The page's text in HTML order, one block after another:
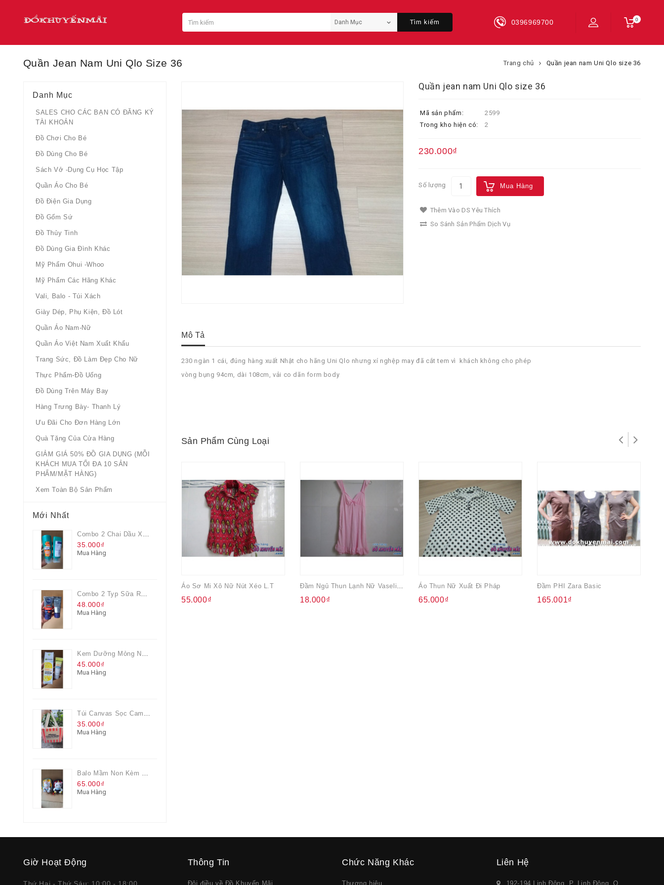
0
0396969700
Tìm kiếm
Quần Jean Nam Uni Qlo Size 36 Trang chủ Quần jean nam Uni Qlo size 36
Danh Mục
SALES CHO CÁC BẠN CÓ ĐĂNG KÝ
TÀI KHOẢN
Đồ Chơi Cho Bé
Đồ Dùng Cho Bé
Sách Vở -dụng Cụ Học Tập
Quần Áo Cho Bé
Đồ Điện Gia Dụng
Đồ Gốm Sứ
Đồ Thủy Tinh
Đồ Dùng Gia Đình Khác
Mỹ Phẩm Ohui -whoo
Mỹ Phẩm Các Hãng Khác
Vali, Balo - Túi Xách
Giày Dép, Phụ Kiện, Đồ Lót
Quần Áo Nam-Nữ
Quần Áo Việt Nam Xuất Khẩu
Trang Sức, Đồ Làm Đẹp Cho Nữ
Thực Phẩm-Đồ Uống
Đồ Dùng Trên Máy Bay
Hàng Trưng Bày- Thanh Lý
Ưu Đãi Cho Đơn Hàng Lớn
Quà Tặng Của Cửa Hàng
GIẢM GIÁ 50% ĐỒ GIA DỤNG (MỖI
KHÁCH MUA TỐI ĐA 10 SẢN
PHẨM/MẶT HÀNG)
Xem Toàn Bộ Sản Phẩm
Mới Nhất
Combo 2 Chai Dầu Xả Rejoice 3IN1 Siêu Mềm Mượt Chai 60ML
35.000₫
Mua Hàng
Combo 2 Typ Sữa Rửa Mặt Nivea Men Giúp Giảm Mụn, Giảm Hư Tổn Da
48.000₫
Mua Hàng
Kem Dưỡng Mỏng Nhẹ Cấp Ẩm & Sáng Da Vitamin C 20ml
45.000₫
Mua Hàng
Túi Canvas Sọc Cam Có Dây Kéo
35.000₫
Mua Hàng
Balo Mầm Non Kèm Thú Bông Cho Bé
65.000₫
Mua Hàng
Quần jean nam Uni Qlo size 36
Mã sản phẩm:
2599
Trong kho hiện có:
2
230.000₫
Số lượng Mua Hàng
Thêm Vào DS Yêu Thích
So Sánh Sản Phẩm Dịch Vụ
Mô Tả
230 ngàn 1 cái, đúng hàng xuất Nhật cho hãng Uni Qlo nhưng xí nghệp may đã cắt tem vì khách không cho phép
vòng bụng 94cm, dài 108cm, vải co dãn form body
Sản Phẩm Cùng Loại
Áo Sơ Mi Xô Nữ Nút Xéo L.T
55.000₫ 18.000₫
Áo Thun Nữ Xuất Đi Pháp
65.000₫
Đầm PHI Zara Basic
165.001₫
Giờ Hoạt Động Thông Tin
Đôi điều về Đồ Khuyến Mãi
Chức Năng Khác
Thương hiệu
Liên Hệ
192-194 Linh Đông, P. Linh Đông, Q.